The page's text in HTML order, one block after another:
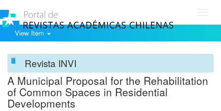
View Item
Revista INVI
A Municipal Proposal for the Rehabilitation
of Common Spaces in Residential
Developments